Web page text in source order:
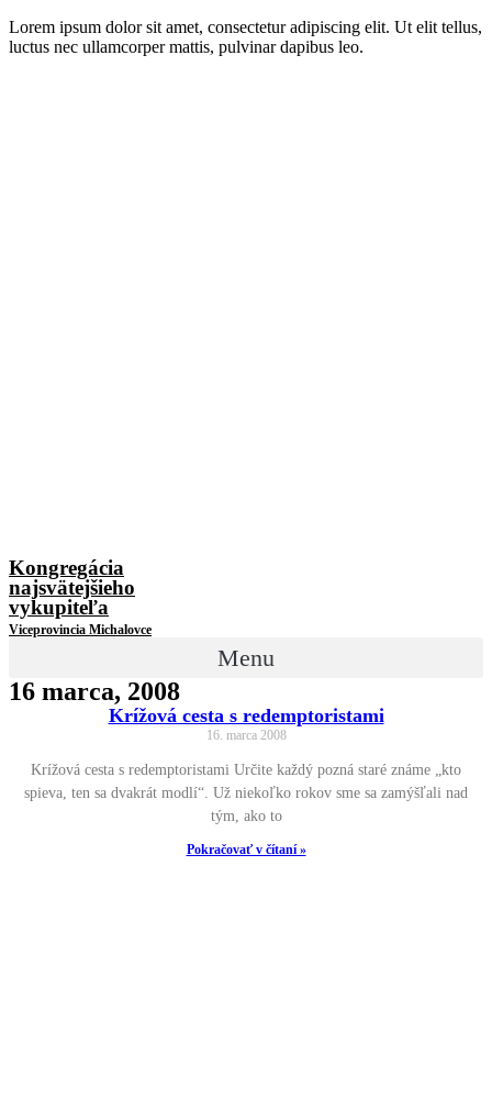
Lorem ipsum dolor sit amet, consectetur adipiscing elit. Ut elit tellus,
luctus nec ullamcorper mattis, pulvinar dapibus leo.
Kongregácia
najsvätejšieho
vykupiteľa
Viceprovincia Michalovce
Menu
16 marca, 2008
Krížová cesta s redemptoristami
16. marca 2008
Krížová cesta s redemptoristami Určite každý pozná staré známe „kto
spieva, ten sa dvakrát modlí“. Už niekoľko rokov sme sa zamýšľali nad
tým, ako to
Pokračovať v čítaní »